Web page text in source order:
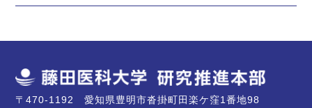
〒470-1192 愛知県豊明市沓掛町田楽ケ窪1番地98